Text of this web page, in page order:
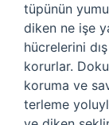
tüpünün
diken ne işe
hücrelerini
korurlar.
koruma ve
terleme